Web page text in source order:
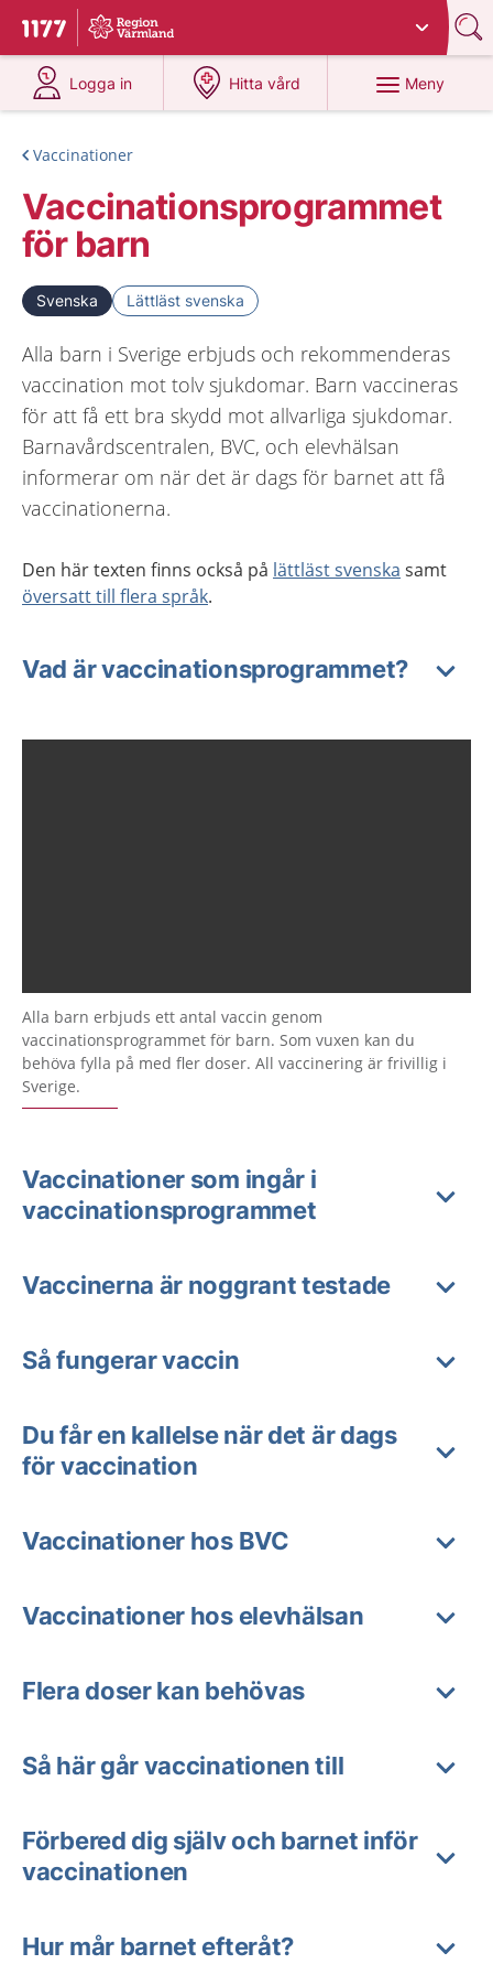
Till startsidan för 1177
Du har valt region
Logga in
på 1177.se
Hitta vård
på 1177.se
Meny
Vaccinationer
Vaccinationsprogrammet
för barn
Svenska Lättläst svenska
Alla barn i Sverige erbjuds och rekommenderas
vaccination mot tolv sjukdomar. Barn vaccineras
för att få ett bra skydd mot allvarliga sjukdomar.
Barnavårdscentralen, BVC, och elevhälsan
informerar om när det är dags för barnet att få
vaccinationerna.
Den här texten finns också på lättläst svenska samt
översatt till flera språk.
Vad är vaccinationsprogrammet?
Alla barn erbjuds ett antal vaccin genom
vaccinationsprogrammet för barn. Som vuxen kan du
behöva fylla på med fler doser. All vaccinering är frivillig i
Sverige.
Vaccinationer som ingår i
vaccinationsprogrammet
Vaccinerna är noggrant testade
Så fungerar vaccin
Du får en kallelse när det är dags
för vaccination
Vaccinationer hos BVC
Vaccinationer hos elevhälsan
Flera doser kan behövas
Så här går vaccinationen till
Förbered dig själv och barnet inför
vaccinationen
Hur mår barnet efteråt?